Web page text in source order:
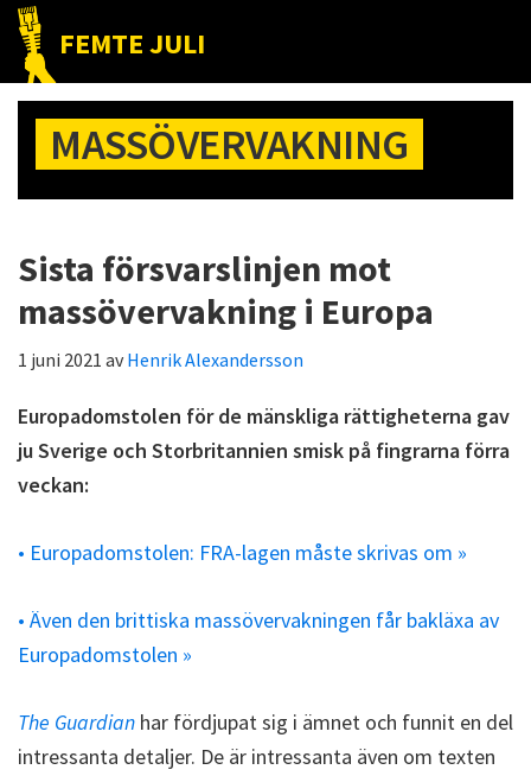
Hoppa
huvudnavigering
Hoppa
huvudinnehåll
Hoppa
det
primära
sidofältet
FEMTE JULI
Nätet
till
folket!MASSÖVERVAKNING
Sista försvarslinjen mot
massövervakning i Europa
1 juni 2021 avHenrik Alexandersson
Europadomstolen för de mänskliga rättigheterna gav
ju Sverige och Storbritannien smisk på fingrarna förra
veckan:
• Europadomstolen: FRA-lagen måste skrivas om »
• Även den brittiska massövervakningen får bakläxa av
Europadomstolen »
The Guardian har fördjupat sig i ämnet och funnit en del
intressanta detaljer. De är intressanta även om texten